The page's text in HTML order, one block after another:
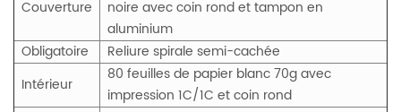
Couverture
noire avec coin rond et tampon en
aluminium
Obligatoire
Reliure spirale semi-cachée
Intérieur
80 feuilles de papier blanc 70g avec
impression 1C/1C et coin rond